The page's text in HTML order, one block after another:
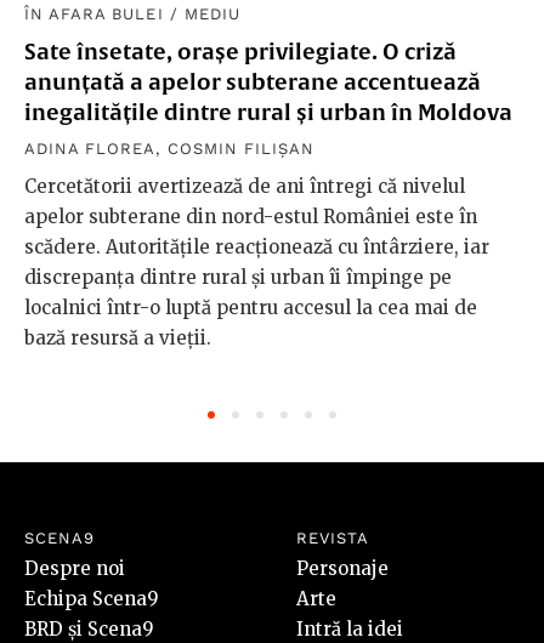
ÎN AFARA BULEI / MEDIU
Sate însetate, orașe privilegiate. O criză
anunțată a apelor subterane accentuează
inegalitățile dintre rural și urban în Moldova
ADINA FLOREA , COSMIN FILIȘAN
Cercetătorii avertizează de ani întregi că nivelul
apelor subterane din nord-estul României este în
scădere. Autoritățile reacționează cu întârziere, iar
discrepanța dintre rural și urban îi împinge pe
localnici într-o luptă pentru accesul la cea mai de
bază resursă a vieții.
SCENA9
Despre noi
Echipa Scena9
BRD și Scena9
REVISTA
Personaje
Arte
Intră la idei